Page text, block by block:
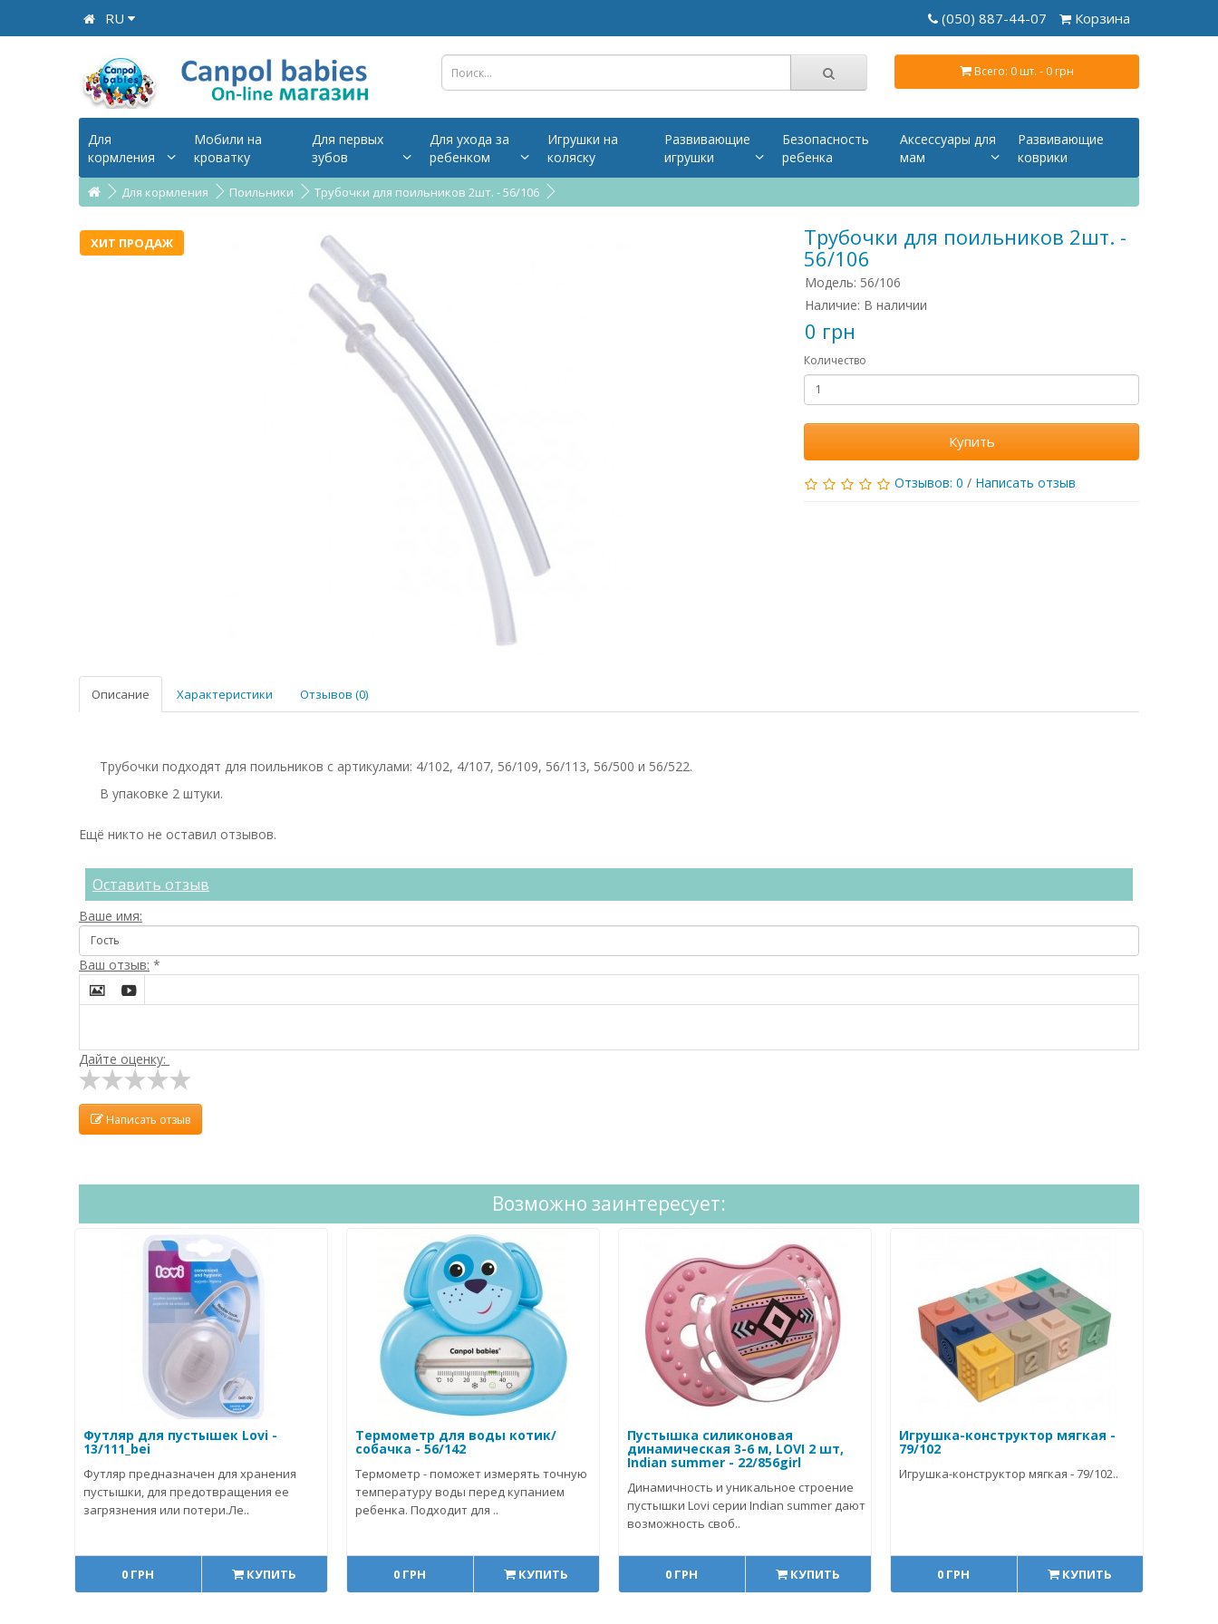
RU Корзина
(050) 887-44-07
Всего: 0 шт. - 0 грн
Для
кормления
Мобили на
кроватку
Для первых
зубов
Для ухода за
ребенком
Игрушки на
коляску
Развивающие
игрушки
Безопасность
ребенка
Аксессуары для
мам
Развивающие
коврики
Для кормления Поильники Трубочки для поильников 2шт. - 56/106
ХИТ ПРОДАЖ
Трубочки для поильников 2шт. -
56/106
Модель: 56/106
Наличие: В наличии
0 грн
Количество
Купить
Отзывов: 0 / Написать отзыв
Описание Характеристики Отзывов (0)
Трубочки подходят для поильников с артикулами: 4/102, 4/107, 56/109, 56/113, 56/500 и 56/522.
В упаковке 2 штуки.
Ещё никто не оставил отзывов.
Оставить отзыв
Ваше имя:
Ваш отзыв: *
 
Дайте оценку:
Написать отзыв
Возможно заинтересует:
Футляр для пустышек Lovi -
13/111_bei
Футляр предназначен для хранения
пустышки, для предотвращения ее
загрязнения или потери.Ле..
0 ГРН КУПИТЬ
Термометр для воды котик/
собачка - 56/142
Термометр - поможет измерять точную
температуру воды перед купанием
ребенка. Подходит для ..
0 ГРН КУПИТЬ
Пустышка силиконовая
динамическая 3-6 м, LOVI 2 шт,
Indian summer - 22/856girl
Динамичность и уникальное строение
пустышки Lovi серии Indian summer дают
возможность своб..
0 ГРН КУПИТЬ
Игрушка-конструктор мягкая -
79/102
Игрушка-конструктор мягкая - 79/102..
0 ГРН КУПИТЬ